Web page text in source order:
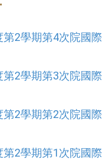
第2學期第4次院國際
第2學期第3次院國際
第2學期第2次院國際
第2學期第1次院國際